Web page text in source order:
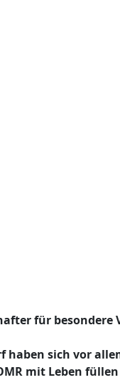
für besondere
sich vor
mit Leben füllen